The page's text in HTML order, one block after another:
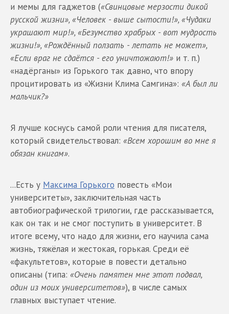
и мемы для гаджетов («Свинцовые мерзости дикой
русской жизни», «Человек - выше сытости!», «Чудаки
украшают мир!», «Безумство храбрых - вот мудрость
жизни!», «Рождённый ползать - летать не может»,
«Если враг не сдаётся - его уничтожают!» и т. п.)
«надёрганы» из Горького так давно, что впору
процитировать из «Жизни Клима Самгина»: «А был ли
мальчик?»
Я лучше коснусь самой роли чтения для писателя,
который свидетельствовал: «Всем хорошим во мне я
обязан книгам».
...Есть у Максима Горького повесть «Мои
университеты», заключительная часть
автобиографической трилогии, где рассказывается,
как он так и не смог поступить в университет. В
итоге всему, что надо для жизни, его научила сама
жизнь, тяжёлая и жестокая, горькая. Среди её
«факультетов», которые в повести детально
описаны (типа: «Очень памятен мне этот подвал,
один из моих университетов»), в числе самых
главных выступает чтение.